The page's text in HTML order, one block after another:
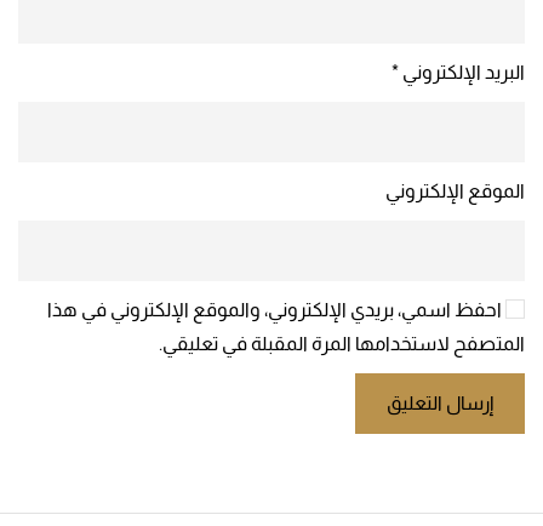
البريد الإلكتروني *
الموقع الإلكتروني
احفظ اسمي، بريدي الإلكتروني، والموقع الإلكتروني في هذا
المتصفح لاستخدامها المرة المقبلة في تعليقي.
إرسال التعليق